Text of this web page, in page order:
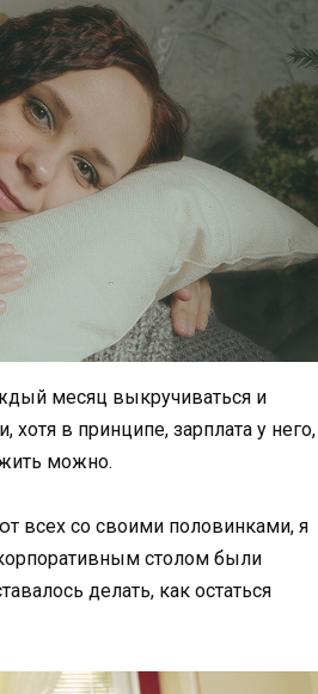
месяц выкручиваться и
в принципе, зарплата у него,
жить можно.
всех со своими половинками, я
столом были
делать, как остаться